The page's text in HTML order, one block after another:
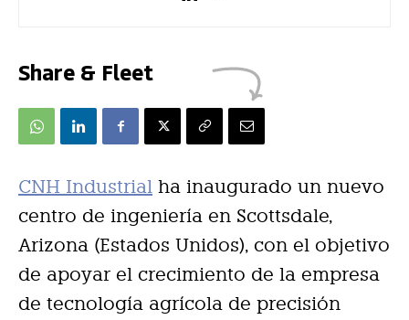
Share & Fleet
CNH Industrial ha inaugurado un nuevo
centro de ingeniería en Scottsdale,
Arizona (Estados Unidos), con el objetivo
de apoyar el crecimiento de la empresa
de tecnología agrícola de precisión